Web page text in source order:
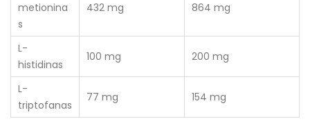
metionina
s
432 mg 864 mg
L-
histidinas
100 mg 200 mg
L-
triptofanas
77 mg 154 mg